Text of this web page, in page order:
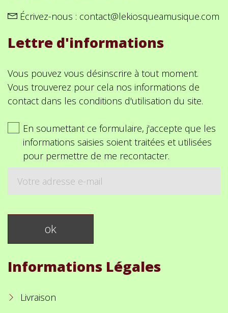
Écrivez-nous : contact@lekiosqueamusique.com
Lettre d'informations
Vous pouvez vous désinscrire à tout moment.
Vous trouverez pour cela nos informations de
contact dans les conditions d'utilisation du site.
En soumettant ce formulaire, j'accepte que les
informations saisies soient traitées et utilisées
pour permettre de me recontacter.
Informations Légales
Livraison